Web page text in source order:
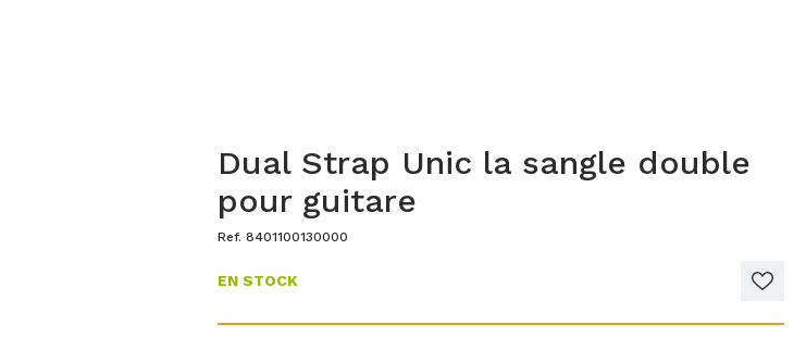
Dual Strap Unic la sangle double
pour guitare
Ref. 8401100130000
EN STOCK